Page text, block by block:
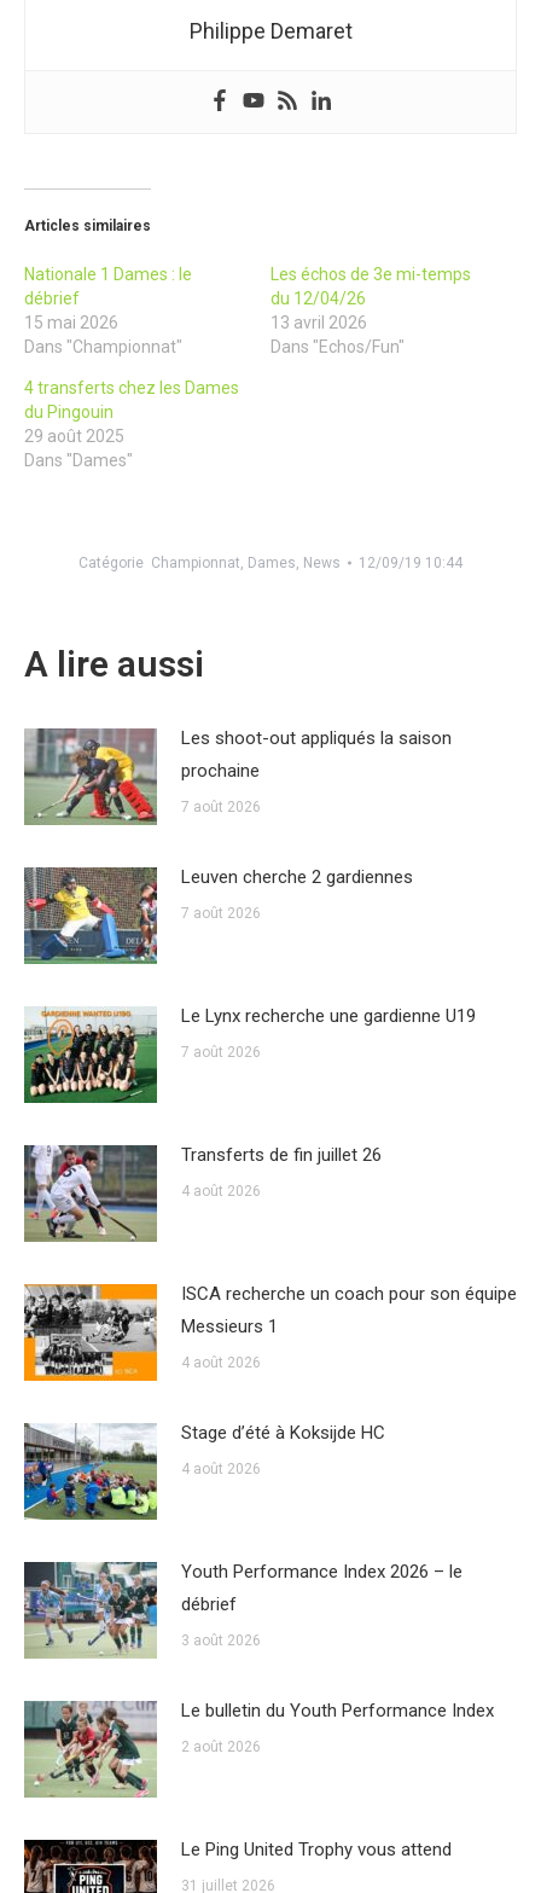
Philippe Demaret
Articles similaires
Nationale 1 Dames : le
débrief
15 mai 2026
Dans "Championnat"
Les échos de 3e mi-temps
du 12/04/26
13 avril 2026
Dans "Echos/Fun"
4 transferts chez les Dames
du Pingouin
29 août 2025
Dans "Dames"
Catégorie Championnat, Dames, News 12/09/19 10:44
A lire aussi
Les shoot-out appliqués la saison
prochaine
7 août 2026
Leuven cherche 2 gardiennes
7 août 2026
Le Lynx recherche une gardienne U19
7 août 2026
Transferts de fin juillet 26
4 août 2026
ISCA recherche un coach pour son équipe
Messieurs 1
4 août 2026
Stage d’été à Koksijde HC
4 août 2026
Youth Performance Index 2026 – le
débrief
3 août 2026
Le bulletin du Youth Performance Index
2 août 2026
Le Ping United Trophy vous attend
31 juillet 2026